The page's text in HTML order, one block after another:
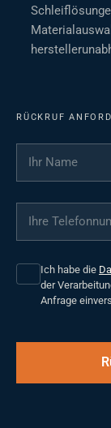
RÜCKRUF
Ihr Name
Ihre
Ich habe die
der
Anfrage